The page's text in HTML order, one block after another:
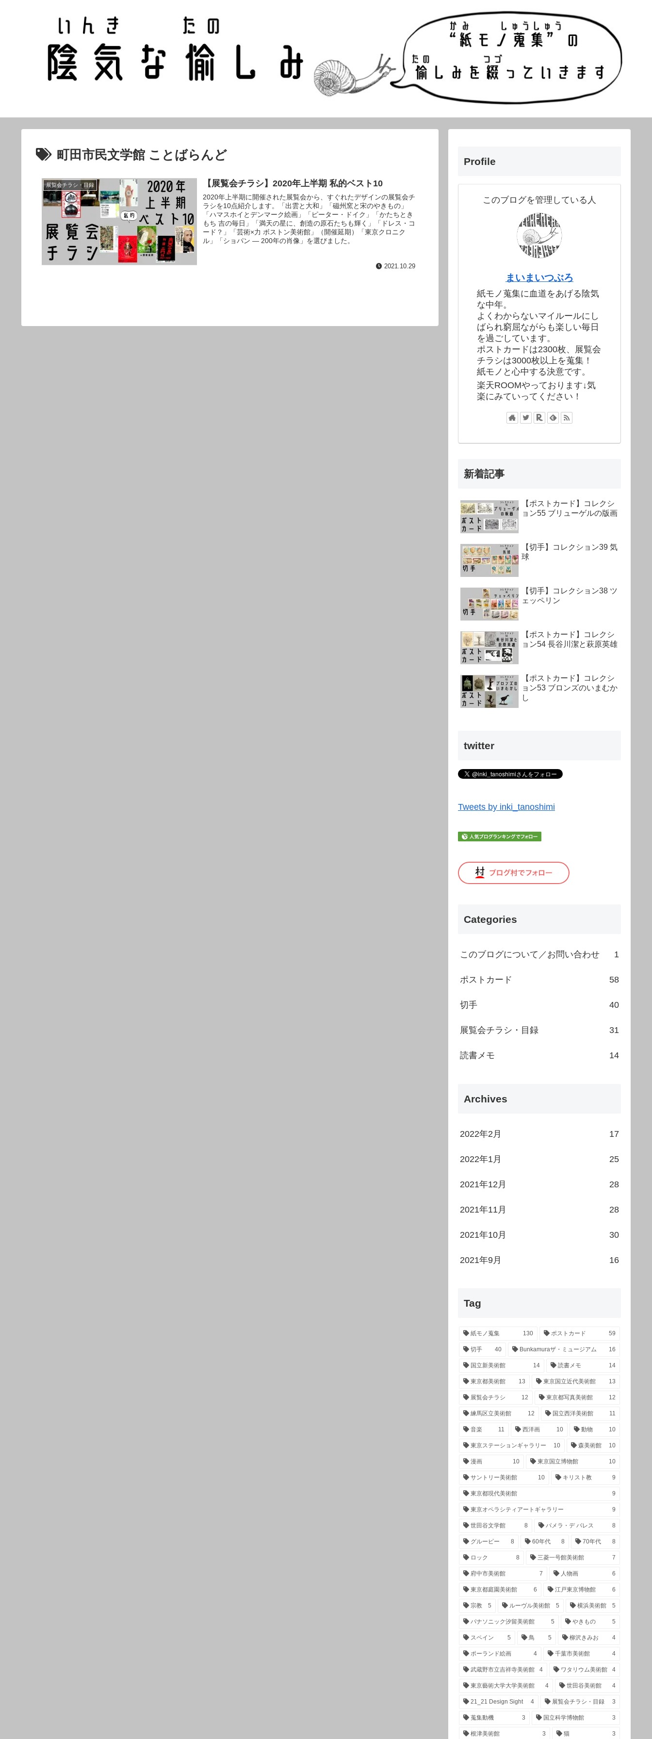
町田市民文学館 ことばらんど
展覧会チラシ・目録 【展覧会チラシ】2020年上半期 私的ベスト10
2020年上半期に開催された展覧会から、すぐれたデザインの展覧会チ
ラシを10点紹介します。「出雲と大和」「磁州窯と宋のやきもの」
「ハマスホイとデンマーク絵画」「ピーター・ドイク」「かたちとき
もち 吉の毎日」「満天の星に、創造の原石たちも輝く」「ドレス・コ
ード？」「芸術×力 ボストン美術館」（開催延期）「東京クロニク
ル」「ショパン ― 200年の肖像」を選びました。
2021.10.29
Profile
このブログを管理している人
まいまいつぶろ
紙モノ蒐集に血道をあげる陰気
な中年。
よくわからないマイルールにし
ばられ窮屈ながらも楽しい毎日
を過ごしています。
ポストカードは2300枚、展覧会
チラシは3000枚以上を蒐集！
紙モノと心中する決意です。
楽天ROOMやっております↓気
楽にみていってください！
新着記事
【ポストカード】コレクシ
ョン55 ブリューゲルの版画
【切手】コレクション39 気
球
【切手】コレクション38 ツ
ェッペリン
【ポストカード】コレクシ
ョン54 長谷川潔と萩原英雄
【ポストカード】コレクシ
ョン53 ブロンズのいまむか
し
twitter
Tweets by inki_tanoshimi
Categories
このブログについて／お問い合わせ 1
ポストカード 58
切手 40
展覧会チラシ・目録 31
読書メモ 14
Archives
2022年2月 17
2022年1月 25
2021年12月 28
2021年11月 28
2021年10月 30
2021年9月 16
Tag
紙モノ蒐集 130 ポストカード 59
切手 40 Bunkamuraザ・ミュージアム 16
国立新美術館 14 読書メモ 14
東京都美術館 13 東京国立近代美術館 13
展覧会チラシ 12 東京都写真美術館 12
練馬区立美術館 12 国立西洋美術館 11
音楽 11 西洋画 10 動物 10
東京ステーションギャラリー 10 森美術館 10
漫画 10 東京国立博物館 10
サントリー美術館 10 キリスト教 9
東京都現代美術館 9
東京オペラシティアートギャラリー 9
世田谷文学館 8 パメラ・デ バレス 8
グルーピー 8 60年代 8 70年代 8
ロック 8 三菱一号館美術館 7
府中市美術館 7 人物画 6
東京都庭園美術館 6 江戸東京博物館 6
宗教 5 ルーヴル美術館 5 横浜美術館 5
パナソニック汐留美術館 5 やきもの 5
スペイン 5 鳥 5 柳沢きみお 4
ポーランド絵画 4 千葉市美術館 4
武蔵野市立吉祥寺美術館 4 ワタリウム美術館 4
東京藝術大学大学美術館 4 世田谷美術館 4
21_21 Design Sight 4 展覧会チラシ・目録 3
蒐集動機 3 国立科学博物館 3
根津美術館 3 猫 3